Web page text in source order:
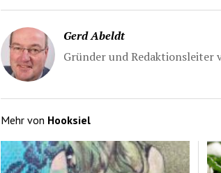
Gerd Abeldt
Gründer und Redaktionsleiter
Mehr von Hooksiel